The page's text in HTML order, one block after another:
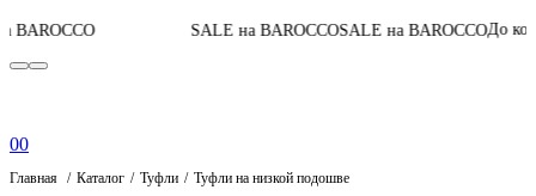
SALE на BAROCCOSALE на BAROCCOДо конца акции04
00
Главная Каталог Туфли Туфли на низкой подошве